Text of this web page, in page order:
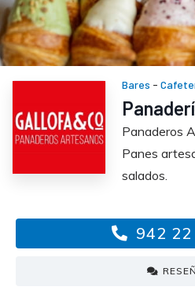
Bares -
Panaderos
Panes
salados.
942